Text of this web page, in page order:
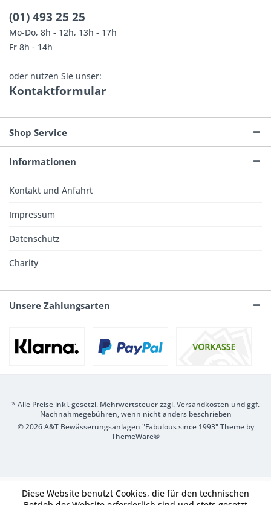
(01) 493 25 25
Mo-Do, 8h - 12h, 13h - 17h
Fr 8h - 14h
oder nutzen Sie unser:
Kontaktformular
Shop Service
Informationen
Kontakt und Anfahrt
Impressum
Datenschutz
Charity
Unsere Zahlungsarten
* Alle Preise inkl. gesetzl. Mehrwertsteuer zzgl.Versandkosten und ggf.
Nachnahmegebühren, wenn nicht anders beschrieben
© 2026 A&T Bewässerungsanlagen "Fabulous since 1993" Theme by
ThemeWare®
Diese Website benutzt Cookies, die für den technischen